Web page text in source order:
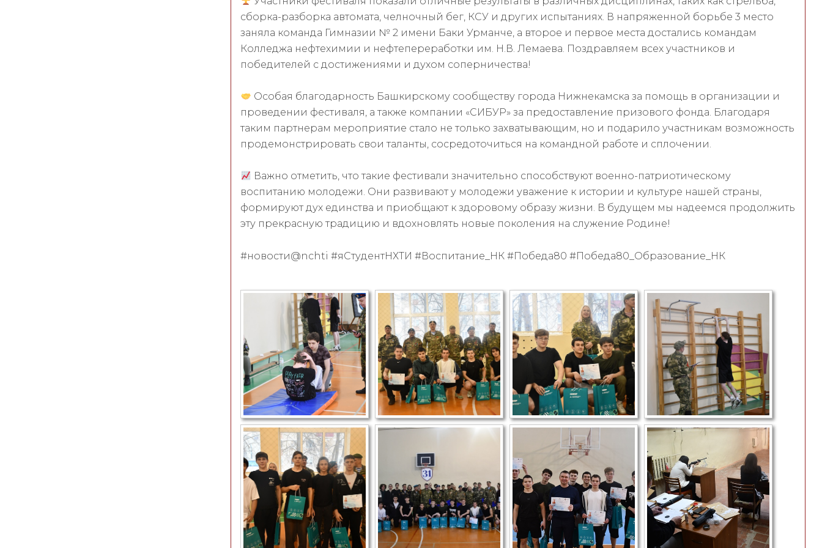
сборка-разборка автомата, челночный бег, КСУ и других испытаниях. В напряженной борьбе 3 место
заняла команда Гимназии № 2 имени Баки Урманче, а второе и первое места достались командам
Колледжа нефтехимии и нефтепереработки им. Н.В. Лемаева. Поздравляем всех участников и
победителей с достижениями и духом соперничества!
Особая благодарность Башкирскому сообществу города Нижнекамска за помощь в организации и
проведении фестиваля, а также компании «СИБУР» за предоставление призового фонда. Благодаря
таким партнерам мероприятие стало не только захватывающим, но и подарило участникам возможность
продемонстрировать свои таланты, сосредоточиться на командной работе и сплочении.
Важно отметить, что такие фестивали значительно способствуют военно-патриотическому
воспитанию молодежи. Они развивают у молодежи уважение к истории и культуре нашей страны,
формируют дух единства и приобщают к здоровому образу жизни. В будущем мы надеемся продолжить
эту прекрасную традицию и вдохновлять новые поколения на служение Родине!
#новости@nchti #яСтудентНХТИ #Воспитание_НК #Победа80 #Победа80_Образование_НК